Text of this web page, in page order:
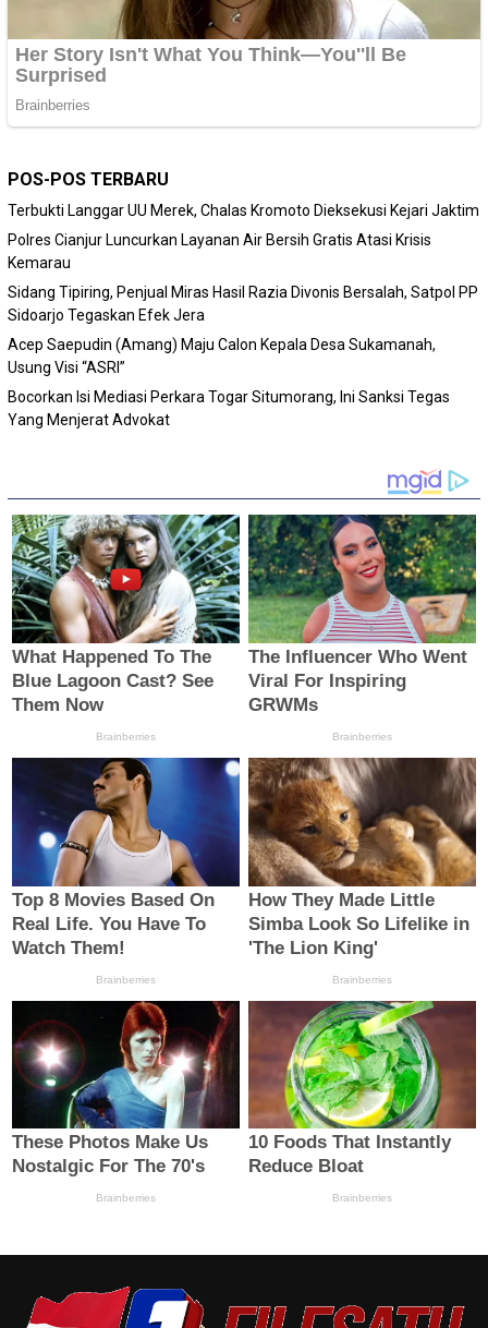
POS-POS TERBARU
Terbukti Langgar UU Merek, Chalas Kromoto Dieksekusi Kejari Jaktim
Polres Cianjur Luncurkan Layanan Air Bersih Gratis Atasi Krisis
Kemarau
Sidang Tipiring, Penjual Miras Hasil Razia Divonis Bersalah, Satpol PP
Sidoarjo Tegaskan Efek Jera
Acep Saepudin (Amang) Maju Calon Kepala Desa Sukamanah,
Usung Visi “ASRI”
Bocorkan Isi Mediasi Perkara Togar Situmorang, Ini Sanksi Tegas
Yang Menjerat Advokat